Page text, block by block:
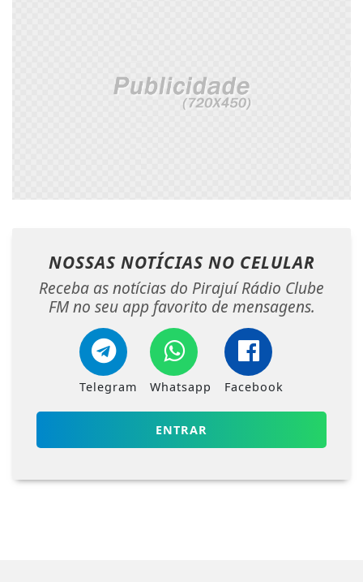
NOSSAS NOTÍCIAS NO CELULAR
Receba as notícias do Pirajuí Rádio Clube
FM no seu app favorito de mensagens.
Telegram Whatsapp Facebook
ENTRAR